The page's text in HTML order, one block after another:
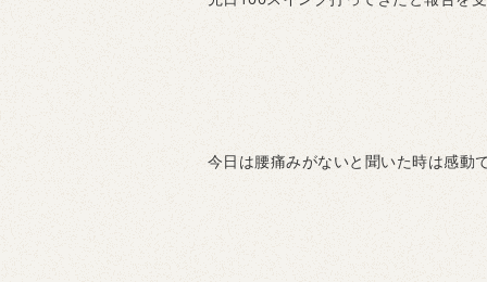
今日は腰痛みがないと聞いた時は感動